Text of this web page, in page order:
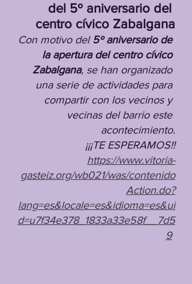
del 5º aniversario del
centro cívico Zabalgana
Con motivo del 5º aniversario de
la apertura del centro cívico
Zabalgana, se han organizado
una serie de actividades para
compartir con los vecinos y
vecinas del barrio este
acontecimiento.
¡¡¡TE ESPERAMOS!!
https://www.vitoria-
gasteiz.org/wb021/was/contenido
Action.do?
lang=es&locale=es&idioma=es&ui
d=u7f34e378_1833a33e58f__7d5
9